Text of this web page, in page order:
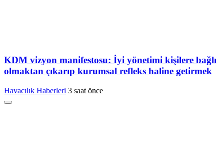
KDM vizyon manifestosu: İyi yönetimi kişilere bağlı
olmaktan çıkarıp kurumsal refleks haline getirmek
Havacılık Haberleri 3 saat önce